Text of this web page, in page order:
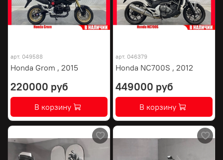
арт. 049588
Honda Grom , 2015
220000 руб
В корзину
арт. 046379
Honda NC700S , 2012
449000 руб
В корзину